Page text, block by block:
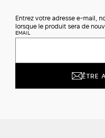
Entrez votre adresse e-mail,
lorsque le produit sera de
EMAIL
ÊTRE